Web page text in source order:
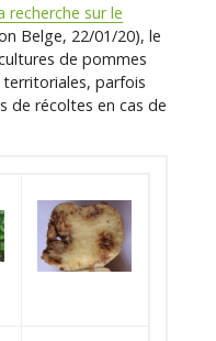
recherche sur le
Belge, 22/01/20), le
de pommes
parfois
de récoltes en cas de